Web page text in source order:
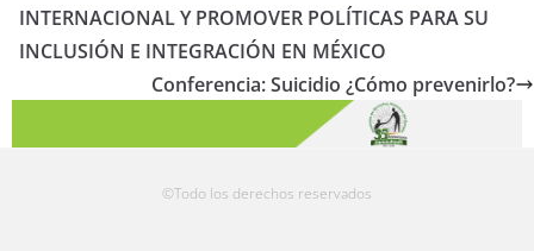
INTERNACIONAL Y PROMOVER POLÍTICAS PARA SU
INCLUSIÓN E INTEGRACIÓN EN MÉXICO
Conferencia: Suicidio ¿Cómo prevenirlo?
©Todo los derechos reservados